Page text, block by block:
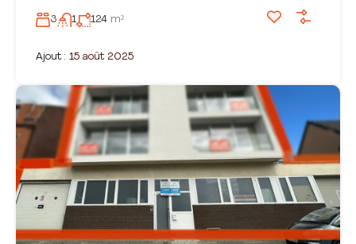
3 1 124 m²
Ajout : 15 août 2025